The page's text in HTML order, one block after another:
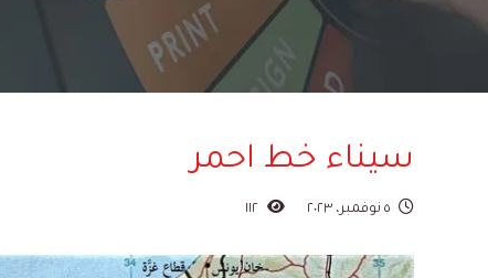
سيناء خط احمر
٥ نوفمبر، ٢٠٢٣ ١١٢